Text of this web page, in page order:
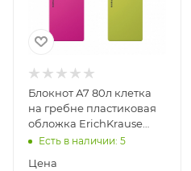
Блокнот А7 80л клетка
на гребне пластиковая
обложка ErichKrause
Neon 61997
Есть в наличии: 5
Цена